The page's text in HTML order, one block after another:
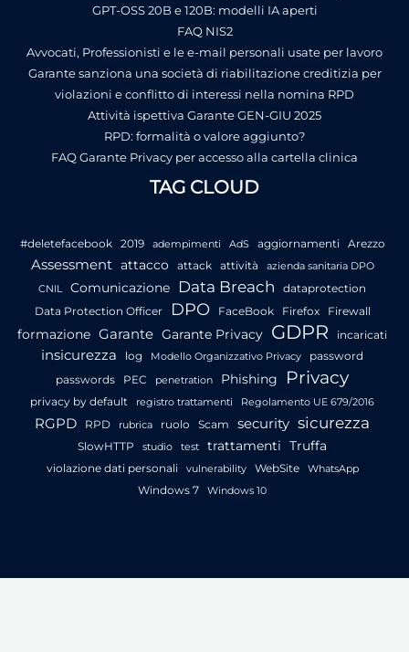
GPT-OSS 20B e 120B: modelli IA aperti
FAQ NIS2
Avvocati, Professionisti e le e-mail personali usate per lavoro
Garante sanziona una società di riabilitazione creditizia per
violazioni e conflitto di interessi nella nomina RPD
Attività ispettiva Garante GEN-GIU 2025
RPD: formalità o valore aggiunto?
FAQ Garante Privacy per accesso alla cartella clinica
TAG CLOUD
#deletefacebook 2019 adempimenti AdS aggiornamenti Arezzo
Assessment attacco attack attività
azienda sanitaria DPO
CNIL
Comunicazione Data Breach
dataprotection
Data Protection Officer
DPO FaceBook Firefox Firewall
formazione Garante Garante Privacy GDPR incaricati
insicurezza log Modello Organizzativo Privacy
password
passwords
PEC penetration Phishing Privacy
privacy by default registro trattamenti Regolamento UE 679/2016
RGPD RPD rubrica ruolo Scam security sicurezza
SlowHTTP studio test trattamenti Truffa
violazione dati personali vulnerability WebSite WhatsApp
Windows 7 Windows 10